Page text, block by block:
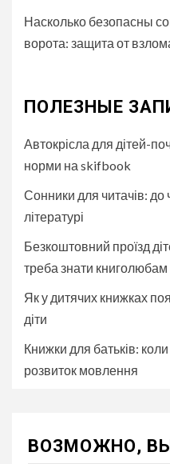
Насколько безопасны
ворота: защита от
ПОЛЕЗНЫЕ
Автокрісла для дітей-
норми на skifbook
Сонники для читачів: до
літературі
Безкоштовний проїзд
треба знати книголюбам
Як у дитячих книжках
діти
Книжки для батьків:
розвиток мовлення
ВОЗМОЖНО,